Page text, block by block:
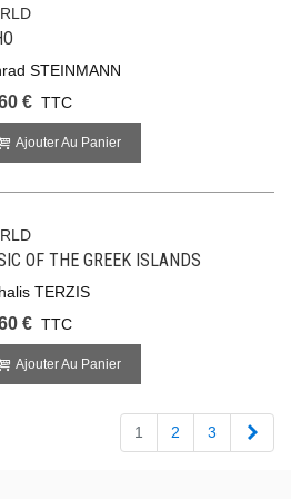
STEINMANN
€ TTC
Ajouter Au Panier
OF THE GREEK ISLANDS
TERZIS
€ TTC
Ajouter Au Panier
1 2 3